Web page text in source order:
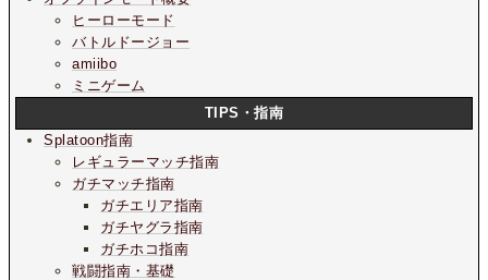
ヒーローモード
バトルドージョー
amiibo
ミニゲーム
TIPS・指南
Splatoon指南
レギュラーマッチ指南
ガチマッチ指南
ガチエリア指南
ガチヤグラ指南
ガチホコ指南
戦闘指南・基礎